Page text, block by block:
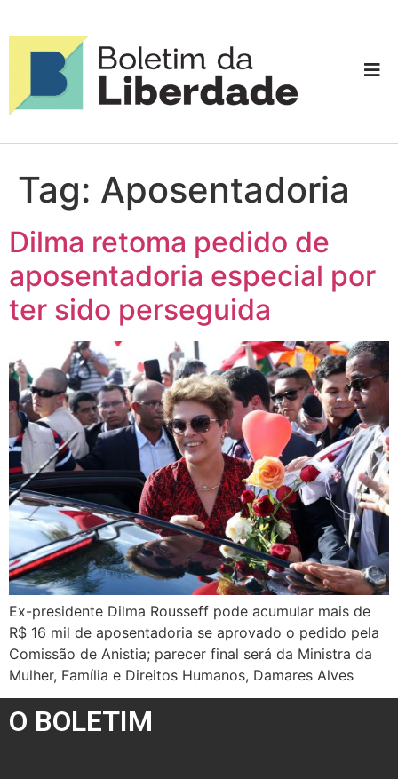
Tag: Aposentadoria
Dilma retoma pedido de
aposentadoria especial por
ter sido perseguida
Ex-presidente Dilma Rousseff pode acumular mais de
R$ 16 mil de aposentadoria se aprovado o pedido pela
Comissão de Anistia; parecer final será da Ministra da
Mulher, Família e Direitos Humanos, Damares Alves
O BOLETIM